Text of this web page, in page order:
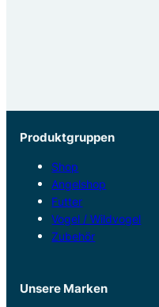
Produktgruppen
Shop
Angelshop
Futter
Vogel / Wildvogel
Zubehör
Unsere Marken